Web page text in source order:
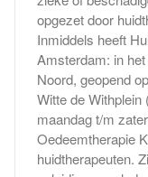
opgezet door
Inmiddels heeft
Amsterdam: in
Noord, geopend
Witte de
maandag t/m
Oedeemtherapie
huidtherapeuten.